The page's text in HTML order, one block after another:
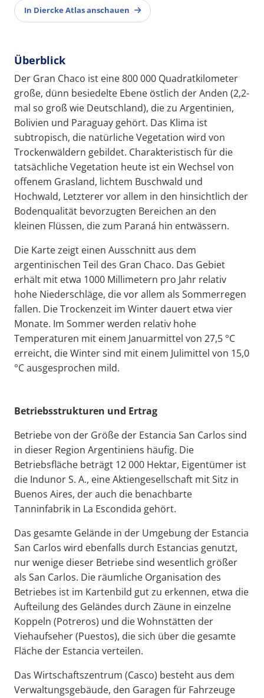
In Diercke Atlas anschauen
Überblick
Der Gran Chaco ist eine 800 000 Quadratkilometer
große, dünn besiedelte Ebene östlich der Anden (2,2-
mal so groß wie Deutschland), die zu Argentinien,
Bolivien und Paraguay gehört. Das Klima ist
subtropisch, die natürliche Vegetation wird von
Trockenwäldern gebildet. Charakteristisch für die
tatsächliche Vegetation heute ist ein Wechsel von
offenem Grasland, lichtem Buschwald und
Hochwald, Letzterer vor allem in den hinsichtlich der
Bodenqualität bevorzugten Bereichen an den
kleinen Flüssen, die zum Paraná hin entwässern.
Die Karte zeigt einen Ausschnitt aus dem
argentinischen Teil des Gran Chaco. Das Gebiet
erhält mit etwa 1000 Millimetern pro Jahr relativ
hohe Niederschläge, die vor allem als Sommerregen
fallen. Die Trockenzeit im Winter dauert etwa vier
Monate. Im Sommer werden relativ hohe
Temperaturen mit einem Januarmittel von 27,5 °C
erreicht, die Winter sind mit einem Julimittel von 15,0
°C ausgesprochen mild.
Betriebsstrukturen und Ertrag
Betriebe von der Größe der Estancia San Carlos sind
in dieser Region Argentiniens häufig. Die
Betriebsfläche beträgt 12 000 Hektar, Eigentümer ist
die Indunor S. A., eine Aktiengesellschaft mit Sitz in
Buenos Aires, der auch die benachbarte
Tanninfabrik in La Escondida gehört.
Das gesamte Gelände in der Umgebung der Estancia
San Carlos wird ebenfalls durch Estancias genutzt,
nur wenige dieser Betriebe sind wesentlich größer
als San Carlos. Die räumliche Organisation des
Betriebes ist im Kartenbild gut zu erkennen, etwa die
Aufteilung des Geländes durch Zäune in einzelne
Koppeln (Potreros) und die Wohnstätten der
Viehaufseher (Puestos), die sich über die gesamte
Fläche der Estancia verteilen.
Das Wirtschaftszentrum (Casco) besteht aus dem
Verwaltungsgebäude, den Garagen für Fahrzeuge